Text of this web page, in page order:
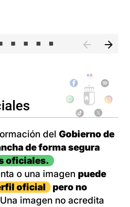
del Gobierno de
de forma segura
oficiales.
o una imagen puede
oficial
pero no
imagen no acredita